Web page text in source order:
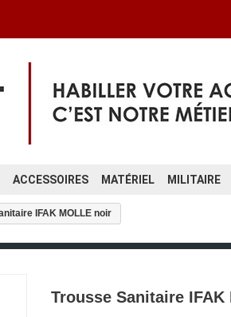
ACCESSOIRES MATÉRIEL MILITAIRE
IFAK MOLLE noir
Trousse Sanitaire IFAK